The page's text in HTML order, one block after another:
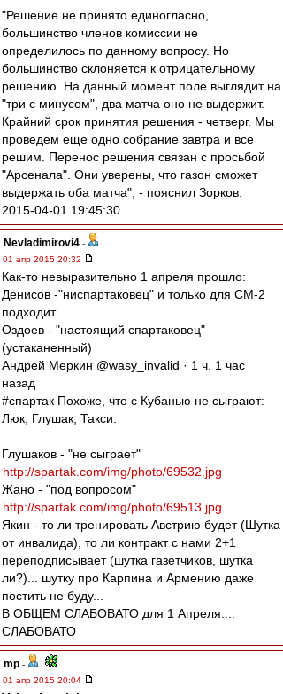
"Решение не принято единогласно,
большинство членов комиссии не
определилось по данному вопросу. Но
большинство склоняется к отрицательному
решению. На данный момент поле выглядит на
"три с минусом", два матча оно не выдержит.
Крайний срок принятия решения - четверг. Мы
проведем еще одно собрание завтра и все
решим. Перенос решения связан с просьбой
"Арсенала". Они уверены, что газон сможет
выдержать оба матча", - пояснил Зорков.
2015-04-01 19:45:30
Nevladimirovi4 -
01 апр 2015 20:32
Как-то невыразительно 1 апреля прошло:
Денисов -"ниспартаковец" и только для СМ-2
подходит
Оздоев - "настоящий спартаковец"
(устаканенный)
Андрей Меркин @wasy_invalid · 1 ч. 1 час
назад
#спартак Похоже, что с Кубанью не сыграют:
Люк, Глушак, Такси.
Глушаков - "не сыграет"
http://spartak.com/img/photo/69532.jpg
Жано - "под вопросом"
http://spartak.com/img/photo/69513.jpg
Якин - то ли тренировать Австрию будет (Шутка
от инвалида), то ли контракт с нами 2+1
переподписывает (шутка газетчиков, шутка
ли?)... шутку про Карпина и Армению даже
постить не буду...
В ОБЩЕМ СЛАБОВАТО для 1 Апреля....
СЛАБОВАТО
mp -
01 апр 2015 20:04